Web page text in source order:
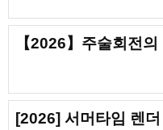
【2026】주술회전
[2026] 서머타임 렌더